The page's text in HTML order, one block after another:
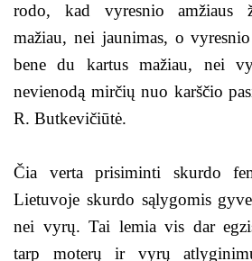
rodo, kad vyresnio amžiaus
mažiau, nei jaunimas, o
bene du kartus mažiau, nei
nevienodą mirčių nuo karščio
R. Butkevičiūtė.
Čia verta prisiminti skurdo
Lietuvoje skurdo sąlygomis
nei vyrų. Tai lemia vis dar
tarp moterų ir vyrų